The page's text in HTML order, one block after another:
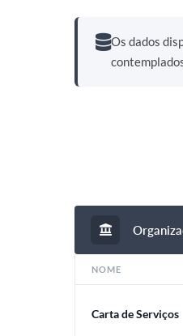
Os dados
NOME
Carta de Serviços